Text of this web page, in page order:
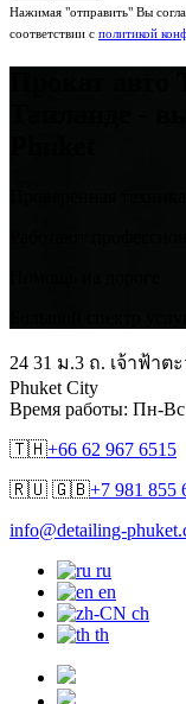
Нажимая "отправить" Вы
соответствии с политикой
24 31 ม.3 ถ. เจ้าฟ้าต
Phuket City
Время работы: Пн-Вс
🇹🇭+66 62 967 6515
🇷🇺 🇬🇧+7 981 855
info@detailing-
ru
en
ch
th